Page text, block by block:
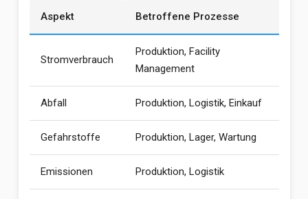
Aspekt Betroffene Prozesse
Stromverbrauch
Produktion, Facility
Management
Abfall Produktion, Logistik, Einkauf
Gefahrstoffe Produktion, Lager, Wartung
Emissionen Produktion, Logistik